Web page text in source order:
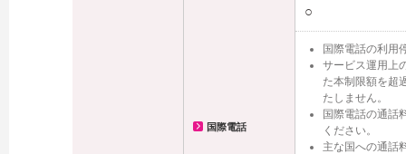
国際電話
○
国際電話の利用
サービス運用上
た本制限額を超
たしません。
国際電話の通話
ください。
主な国への通話